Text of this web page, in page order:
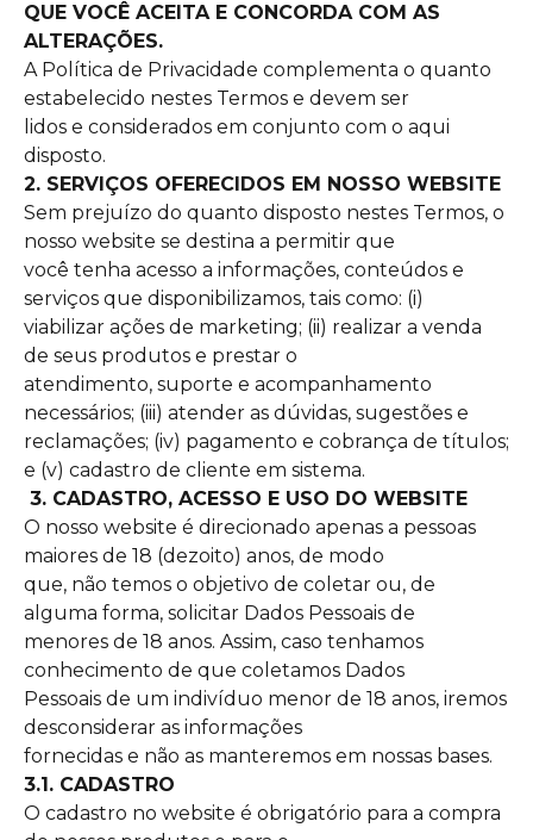
QUE VOCÊ ACEITA E CONCORDA COM AS
ALTERAÇÕES.
A Política de Privacidade complementa o quanto
estabelecido nestes Termos e devem ser
lidos e considerados em conjunto com o aqui
disposto.
2. SERVIÇOS OFERECIDOS EM NOSSO WEBSITE
Sem prejuízo do quanto disposto nestes Termos, o
nosso website se destina a permitir que
você tenha acesso a informações, conteúdos e
serviços que disponibilizamos, tais como: (i)
viabilizar ações de marketing; (ii) realizar a venda
de seus produtos e prestar o
atendimento, suporte e acompanhamento
necessários; (iii) atender as dúvidas, sugestões e
reclamações; (iv) pagamento e cobrança de títulos;
e (v) cadastro de cliente em sistema.
3. CADASTRO, ACESSO E USO DO WEBSITE
O nosso website é direcionado apenas a pessoas
maiores de 18 (dezoito) anos, de modo
que, não temos o objetivo de coletar ou, de
alguma forma, solicitar Dados Pessoais de
menores de 18 anos. Assim, caso tenhamos
conhecimento de que coletamos Dados
Pessoais de um indivíduo menor de 18 anos, iremos
desconsiderar as informações
fornecidas e não as manteremos em nossas bases.
3.1. CADASTRO
O cadastro no website é obrigatório para a compra